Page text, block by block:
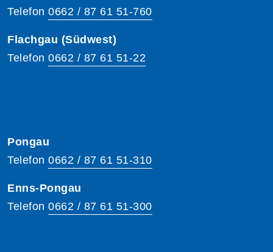
Telefon 0662 / 87 61 51-760
Flachgau (Südwest)
Telefon 0662 / 87 61 51-22
Pongau
Telefon 0662 / 87 61 51-310
Enns-Pongau
Telefon 0662 / 87 61 51-300